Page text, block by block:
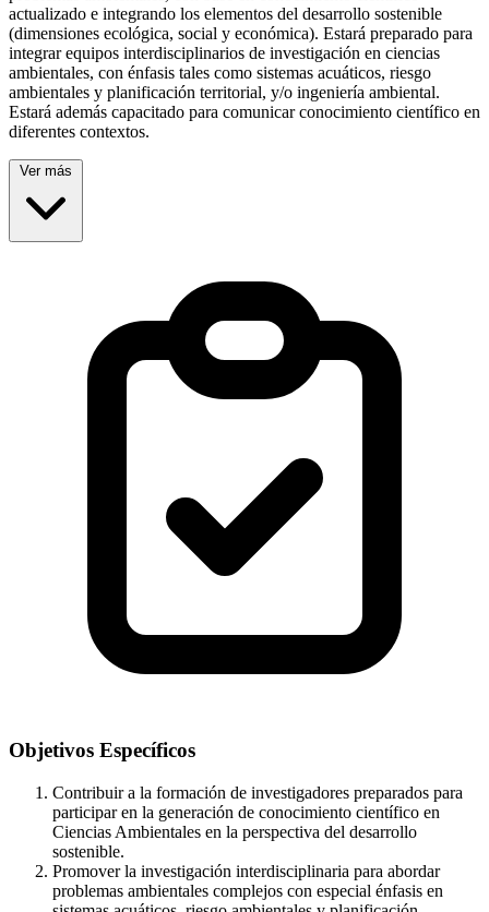
actualizado e integrando los elementos del desarrollo sostenible
(dimensiones ecológica, social y económica). Estará preparado para
integrar equipos interdisciplinarios de investigación en ciencias
ambientales, con énfasis tales como sistemas acuáticos, riesgo
ambientales y planificación territorial, y/o ingeniería ambiental.
Estará además capacitado para comunicar conocimiento científico en
diferentes contextos.
Ver más
Objetivos Específicos
Contribuir a la formación de investigadores preparados para
participar en la generación de conocimiento científico en
Ciencias Ambientales en la perspectiva del desarrollo
sostenible.
Promover la investigación interdisciplinaria para abordar
problemas ambientales complejos con especial énfasis en